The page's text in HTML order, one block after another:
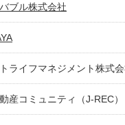
ブル株式会社
ライフマネジメント株式
産コミュニティ（J-REC）